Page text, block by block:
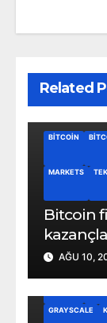
Related
BITCOIN
MARKETS
Bitcoin
AĞU 10,
GRAYSCALE